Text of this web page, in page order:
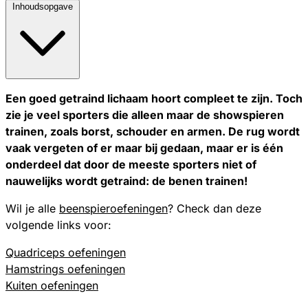
Inhoudsopgave
Een goed getraind lichaam hoort compleet te zijn. Toch
zie je veel sporters die alleen maar de showspieren
trainen, zoals borst, schouder en armen. De rug wordt
vaak vergeten of er maar bij gedaan, maar er is één
onderdeel dat door de meeste sporters niet of
nauwelijks wordt getraind: de benen trainen!
Wil je alle beenspieroefeningen? Check dan deze
volgende links voor:
Quadriceps oefeningen
Hamstrings oefeningen
Kuiten oefeningen